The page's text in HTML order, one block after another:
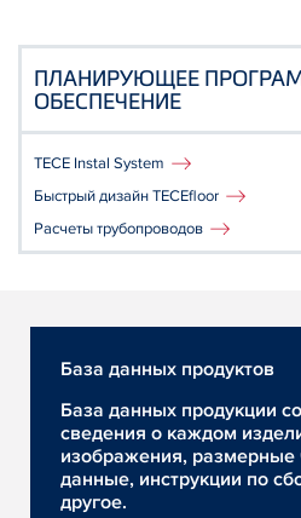
ПЛАНИРУЮЩЕЕ
ОБЕСПЕЧЕНИЕ
TECE Instal System
Быстрый дизайн TECEfloor
Расчеты трубопроводов
База данных продуктов
База данных продукции
сведения о каждом
изображения, размерные
данные, инструкции по
другое.